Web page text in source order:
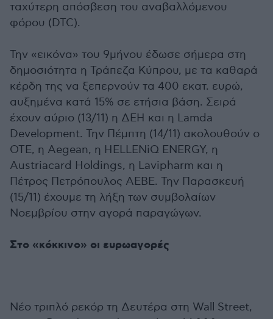
ταχύτερη απόσβεση του αναβαλλόμενου
φόρου (DTC).
Την «εικόνα» του 9μήνου έδωσε σήμερα στη
δημοσιότητα η Τράπεζα Κύπρου, με τα καθαρά
κέρδη της να ξεπερνούν τα 400 εκατ. ευρώ,
αυξημένα κατά 15% σε ετήσια βάση. Σειρά
έχουν αύριο (13/11) η ΔΕΗ και η Lamda
Development. Την Πέμπτη (14/11) ακολουθούν ο
ΟΤΕ, η Aegean, η HELLENiQ ENERGY, η
Austriacard Holdings, η Lavipharm και η
Πέτρος Πετρόπουλος ΑΕΒΕ. Την Παρασκευή
(15/11) έχουμε τη λήξη των συμβολαίων
Νοεμβρίου στην αγορά παραγώγων.
Στο «κόκκινο» οι ευρωαγορές
Νέο τριπλό ρεκόρ τη Δευτέρα στη Wall Street,